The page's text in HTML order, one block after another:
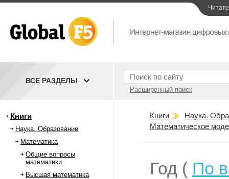
Расширенный поиск
ВСЕ РАЗДЕЛЫ
Книги
Наука. Образование
Математика
Общие вопросы
математики
Высшая математика
Книги
Наука.
Математическое
Год ( По